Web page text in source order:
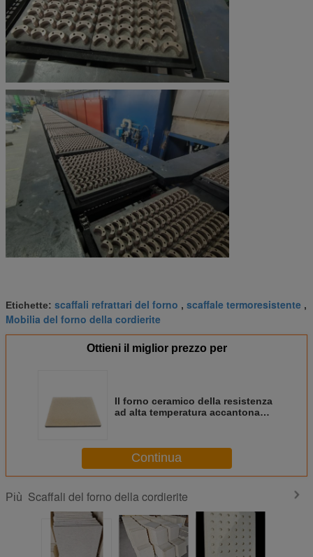
Etichette: scaffali refrattari del forno , scaffale termoresistente ,
Mobilia del forno della cordierite
Ottieni il miglior prezzo per
Il forno ceramico della resistenza
ad alta temperatura accantona
Continua
Più Scaffali del forno della cordierite